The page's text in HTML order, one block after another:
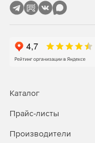
Каталог
Прайс-листы
Производители